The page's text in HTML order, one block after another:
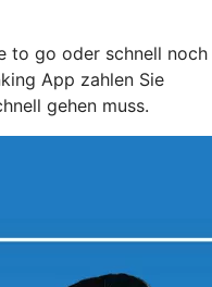
to go oder schnell noch
App zahlen Sie
gehen muss.